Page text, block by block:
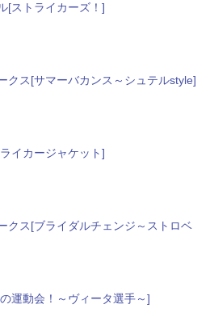
[ストライカーズ！]
クス[サマーバカンス～シュテルstyle]
イカージャケット]
クス[ブライダルチェンジ～ストロベ
運動会！～ヴィータ選手～]